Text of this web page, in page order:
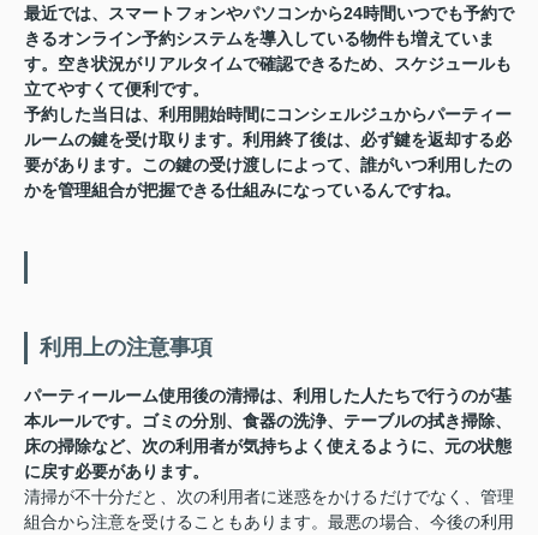
最近では、スマートフォンやパソコンから24時間いつでも予約で
きるオンライン予約システムを導入している物件も増えていま
す。空き状況がリアルタイムで確認できるため、スケジュールも
立てやすくて便利です。
予約した当日は、利用開始時間にコンシェルジュからパーティー
ルームの鍵を受け取ります。利用終了後は、必ず鍵を返却する必
要があります。この鍵の受け渡しによって、誰がいつ利用したの
かを管理組合が把握できる仕組みになっているんですね。
利用上の注意事項
パーティールーム使用後の清掃は、利用した人たちで行うのが基
本ルールです。ゴミの分別、食器の洗浄、テーブルの拭き掃除、
床の掃除など、次の利用者が気持ちよく使えるように、元の状態
に戻す必要があります。
清掃が不十分だと、次の利用者に迷惑をかけるだけでなく、管理
組合から注意を受けることもあります。最悪の場合、今後の利用